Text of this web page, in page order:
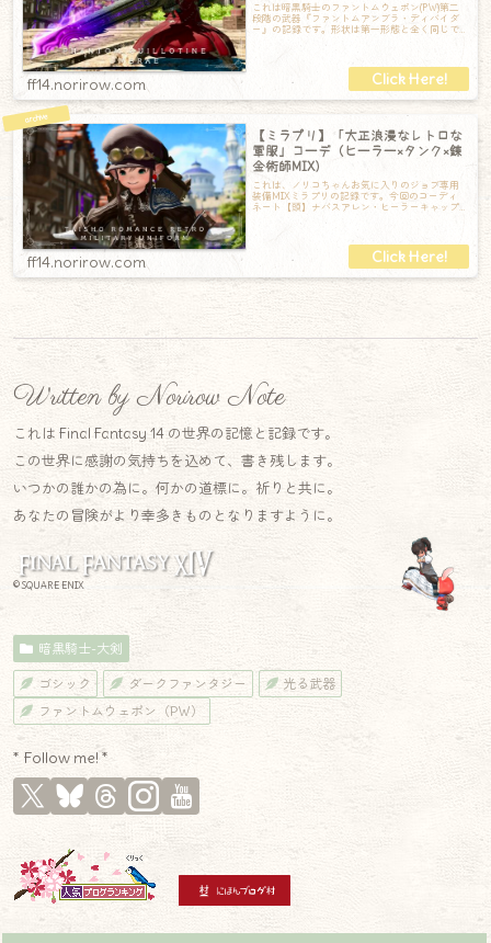
これは暗黒騎士のファントムウェポン(PW)第二
段階の武器『ファントムアンブラ・ディバイダ
ー』の記録です。形状は第一形態と全く同じで
ff14.norirow.com
【ミラプリ】「大正浪漫なレトロな
軍服」コーデ（ヒーラー×タンク×錬
金術師MIX）
これは、ノリコちゃんお気に入りのジョブ専用
装備MIXミラプリの記録です。今回のコーディ
ネート【頭】ナバスアレン・ヒーラーキャップ
ff14.norirow.com
Written by Norirow Note
これは Final Fantasy 14 の世界の記憶と記録です。
この世界に感謝の気持ちを込めて、書き残します。
いつかの誰かの為に。何かの道標に。祈りと共に。
あなたの冒険がより幸多きものとなりますように。
© SQUARE ENIX
暗黒騎士-大剣
ゴシック ダークファンタジー
光る武器
ファントムウェポン（PW）
* Follow me! *